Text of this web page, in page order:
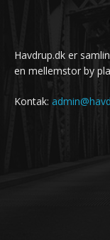
Havdrup.dk er
en mellemstor by
Kontak: